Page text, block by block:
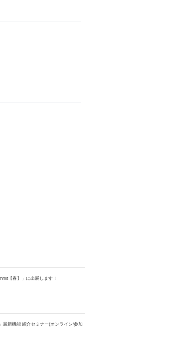
【春】」に出展します！
最新機能 紹介セミナー(オンライン/参加